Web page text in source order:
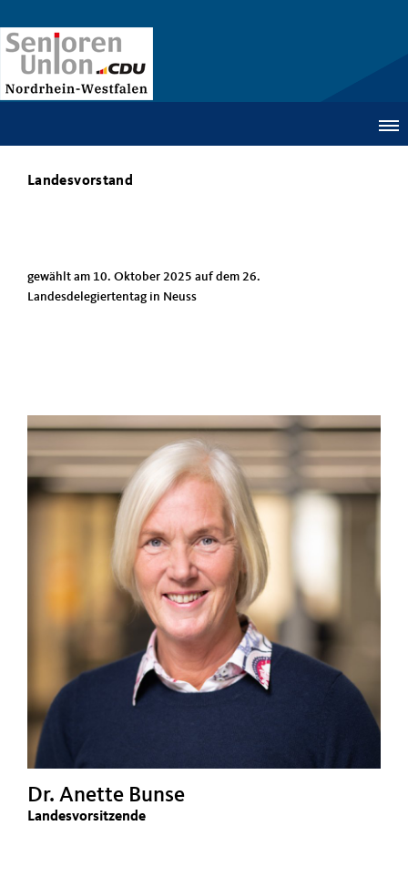
Landesvorstand
gewählt am 10. Oktober 2025 auf dem 26.
Landesdelegiertentag in Neuss
Dr. Anette Bunse
Landesvorsitzende